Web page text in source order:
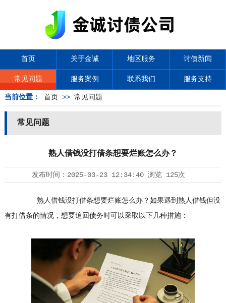
首页 关于金诚 地区服务 讨债新闻
常见问题 服务案例 联系我们 服务支持
当前位置： 首页 >> 常见问题
常见问题
熟人借钱没打借条想要烂账怎么办？
发布时间： 2025-03-23 12:34:40浏览 125次
熟人借钱没打借条想要烂账怎么办？如果遇到熟人借钱但没
有打借条的情况，想要追回债务时可以采取以下几种措施：